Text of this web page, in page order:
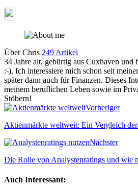
Über Chris 249 Artikel
34 Jahre alt, gebürtig aus Cuxhaven und
:-). Ich interessiere mich schon seit
später dann auch für Finanzen. Dieses
meinem beruflichen Leben sowie im
Stöbern!
Webseite
Vorheriger
Aktienmärkte weltweit: Ein Vergleich
Nächster
Die Rolle von Analystenratings und wie
Auch Interessant: